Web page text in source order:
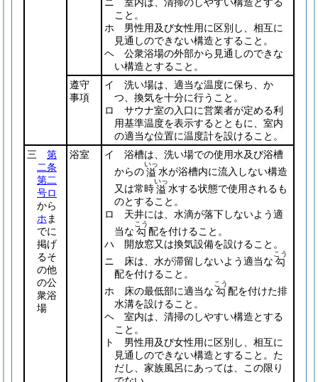
こと。
ホ 男性用及び女性用に区別し、相互に
見通しのできない構造とすること。
ヘ 公衆浴場の外部から見通しのできな
い構造とすること。
遵守
事項
イ 洗い場は、適当な温度に保ち、か
つ、換気を十分に行うこと。
ロ サウナ室の入口に営業者が定める利
用基準温度を表示するとともに、室内
の適当な位置に温度計を設けること。
三 第
二条
第二
号ロ
から
ホ ま
でに
掲げ
るそ
の他
の公
衆浴
場
浴室
イ 浴槽は、洗い場での使用水及び浴槽
からの溢
いっ
水が浴槽内に流入しない構造
又は常時溢
いっ
水する状態で使用されるも
のとすること。
ロ 天井には、水滴が落下しないよう適
当な 勾
こう
配を付けること。
ハ 開放窓又は換気設備を設けること。
ニ 床は、水が滞留しないよう適当な 勾
こう
配を付けること。
ホ 床の最低部に適当な 勾
こう
配を付けた排
水溝を設けること。
ヘ 室内は、清掃のしやすい構造とする
こと。
ト 男性用及び女性用に区別し、相互に
見通しのできない構造とすること。た
だし、家族風呂にあっては、この限り